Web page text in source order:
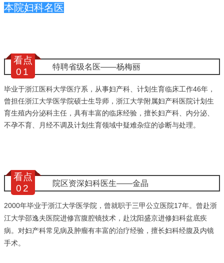
本院妇科名医
看点
0 1 特聘省级名医——杨梅丽
毕业于浙江医科大学医疗系，从事妇产科、计划生育临床工作46年，
曾担任浙江大学医学院硕士生导师，浙江大学附属妇产科医院计划生
育生殖内分泌科主任，具有丰富的临床经验，擅长妇产科、内分泌、
不孕不育、月经不调及计划生育领域中疑难杂症的诊断与处理。
看点
0 2 院区资深妇科医生——金晶
2000年毕业于浙江大学医学院，曾就职于三甲公立医院17年。曾赴浙
江大学邵逸夫医院进修宫腹腔镜技术，赴沈阳盛京进修妇科盆底疾
病。对妇产科常见病及肿瘤有丰富的治疗经验，擅长妇科经腹及内镜
手术。